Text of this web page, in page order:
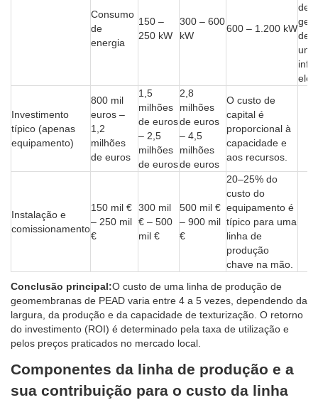
Consumo
de
energia
150 –
250 kW
300 – 600
kW
600 – 1.200 kW
de
de
Investimento
típico (apenas
equipamento)
800 mil
euros –
1,2
milhões
de euros
1,5
milhões
de euros
– 2,5
milhões
de euros
2,8
milhões
de euros
– 4,5
milhões
de euros
O custo de
capital é
proporcional à
capacidade e
aos recursos.
Instalação e
comissionamento
150 mil €
– 250 mil
€
300 mil
€ – 500
mil €
500 mil €
– 900 mil
€
20–25% do
custo do
equipamento é
típico para uma
linha de
produção
chave na mão.
Conclusão principal:O custo de uma linha de produção de
geomembranas de PEAD varia entre 4 a 5 vezes, dependendo da
largura, da produção e da capacidade de texturização. O retorno
do investimento (ROI) é determinado pela taxa de utilização e
pelos preços praticados no mercado local.
Componentes da linha de produção e a
sua contribuição para o custo da linha